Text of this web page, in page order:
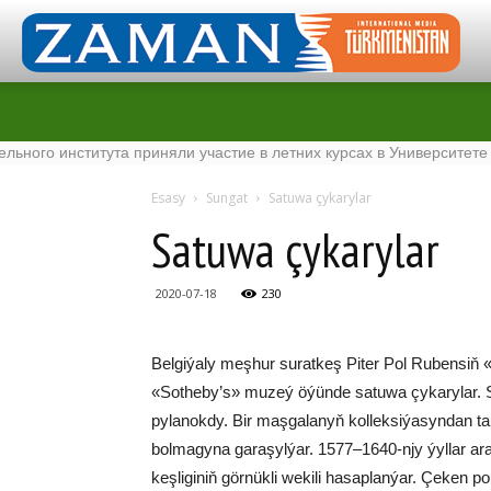
приняли участие в летних курсах в Университете
Esasy Sungat Satuwa çykarylar
Satuwa çykarylar
2020-07-18 230
Bel­gi­ýa­ly meş­hur su­rat­keş Pi­ter Pol Ru­ben­siň
«Sot­he­by’s» mu­zeý öýün­de sa­tu­wa
py­la­nok­dy. Bir maş­ga­la­nyň kol­lek­si­ýa­syn­dan
bol­ma­gy­na ga­ra­şyl­ýar. 1577–1640-njy ýyl­lar
keş­li­gi­niň gör­nük­li we­ki­li ha­sap­lan­ýar. Çe­ken